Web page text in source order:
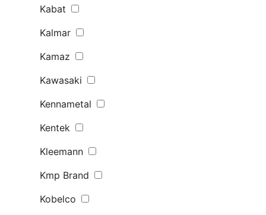
Kabat
Kalmar
Kamaz
Kawasaki
Kennametal
Kentek
Kleemann
Kmp Brand
Kobelco